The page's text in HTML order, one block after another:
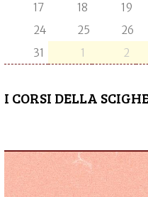
17
18 19
24
25 26
31
1 2
I CORSI DELLA